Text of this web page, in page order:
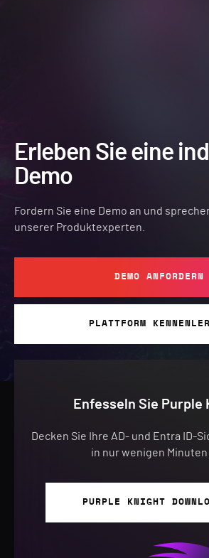
Erleben Sie eine
Demo
Fordern Sie eine Demo an und
unserer Produktexperten.
DEMO ANFORDERN
PLATTFORM
Enfesseln Sie Purple
Decken Sie Ihre AD- und Entra ID-
in nur wenigen Minuten
PURPLE KNIGHT